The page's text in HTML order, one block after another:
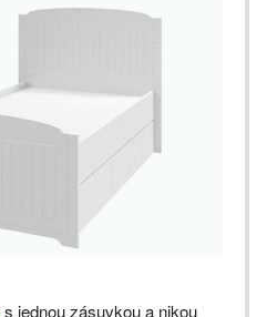
s jednou zásuvkou a nikou